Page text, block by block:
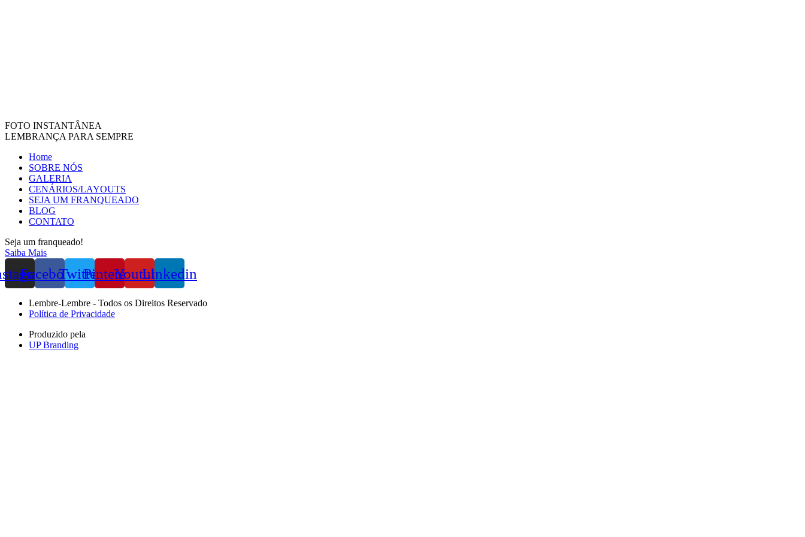
FOTO INSTANTÂNEA
LEMBRANÇA PARA SEMPRE
Home
SOBRE NÓS
GALERIA
CENÁRIOS/LAYOUTS
SEJA UM FRANQUEADO
BLOG
CONTATO
Seja um franqueado!
Saiba Mais
FacebookTwitterPinterestYoutubeLinkedin
Lembre-Lembre - Todos os Direitos Reservado
Política de Privacidade
Produzido pela
UP Branding